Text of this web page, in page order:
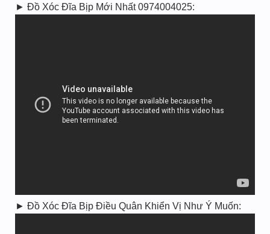
► Đồ Xóc Đĩa Bịp Mới Nhất 0974004025:
► Đồ Xóc Đĩa Bịp Điều Quân Khiển Vị Như Ý Muốn: